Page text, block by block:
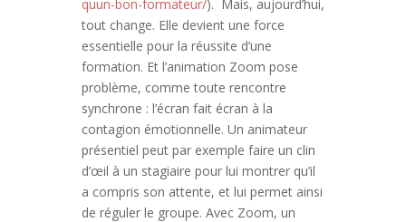
quun-bon-formateur/). Mais, aujourd’hui,
tout change. Elle devient une force
essentielle pour la réussite d’une
formation. Et l’animation Zoom pose
problème, comme toute rencontre
synchrone : l’écran fait écran à la
contagion émotionnelle. Un animateur
présentiel peut par exemple faire un clin
d’œil à un stagiaire pour lui montrer qu’il
a compris son attente, et lui permet ainsi
de réguler le groupe. Avec Zoom, un